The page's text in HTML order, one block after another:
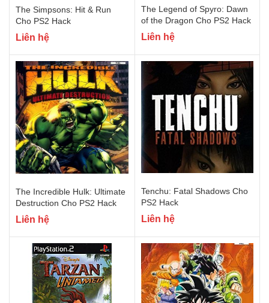
The Simpsons: Hit & Run
Cho PS2 Hack
Liên hệ
The Legend of Spyro: Dawn
of the Dragon Cho PS2 Hack
Liên hệ
The Incredible Hulk: Ultimate
Destruction Cho PS2 Hack
Liên hệ
Tenchu: Fatal Shadows Cho
PS2 Hack
Liên hệ